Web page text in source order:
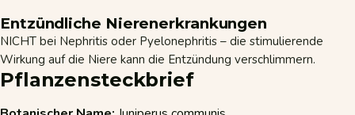
Entzündliche Nierenerkrankungen
NICHT bei Nephritis oder Pyelonephritis – die stimulierende
Wirkung auf die Niere kann die Entzündung verschlimmern.
Pflanzensteckbrief